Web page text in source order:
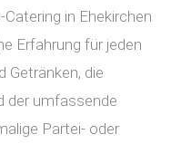
in Ehekirchen
Erfahrung für jeden
Getränken, die
der umfassende
Partei- oder